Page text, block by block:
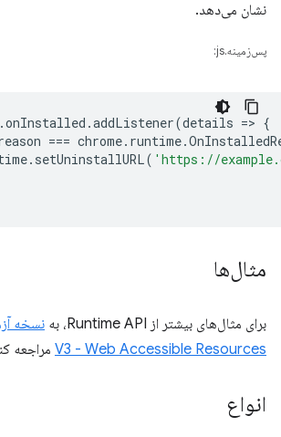
نشان می‌دهد.
پس‌زمینه.js:
.onInstalled .addListener(details => {
=== chrome. runtime.
. setUninstallURL( 'https://
مثال‌ها
برای مثال‌های بیشتر از Runtime API، به
V3 - Web Accessible Resources مراجعه
انواع